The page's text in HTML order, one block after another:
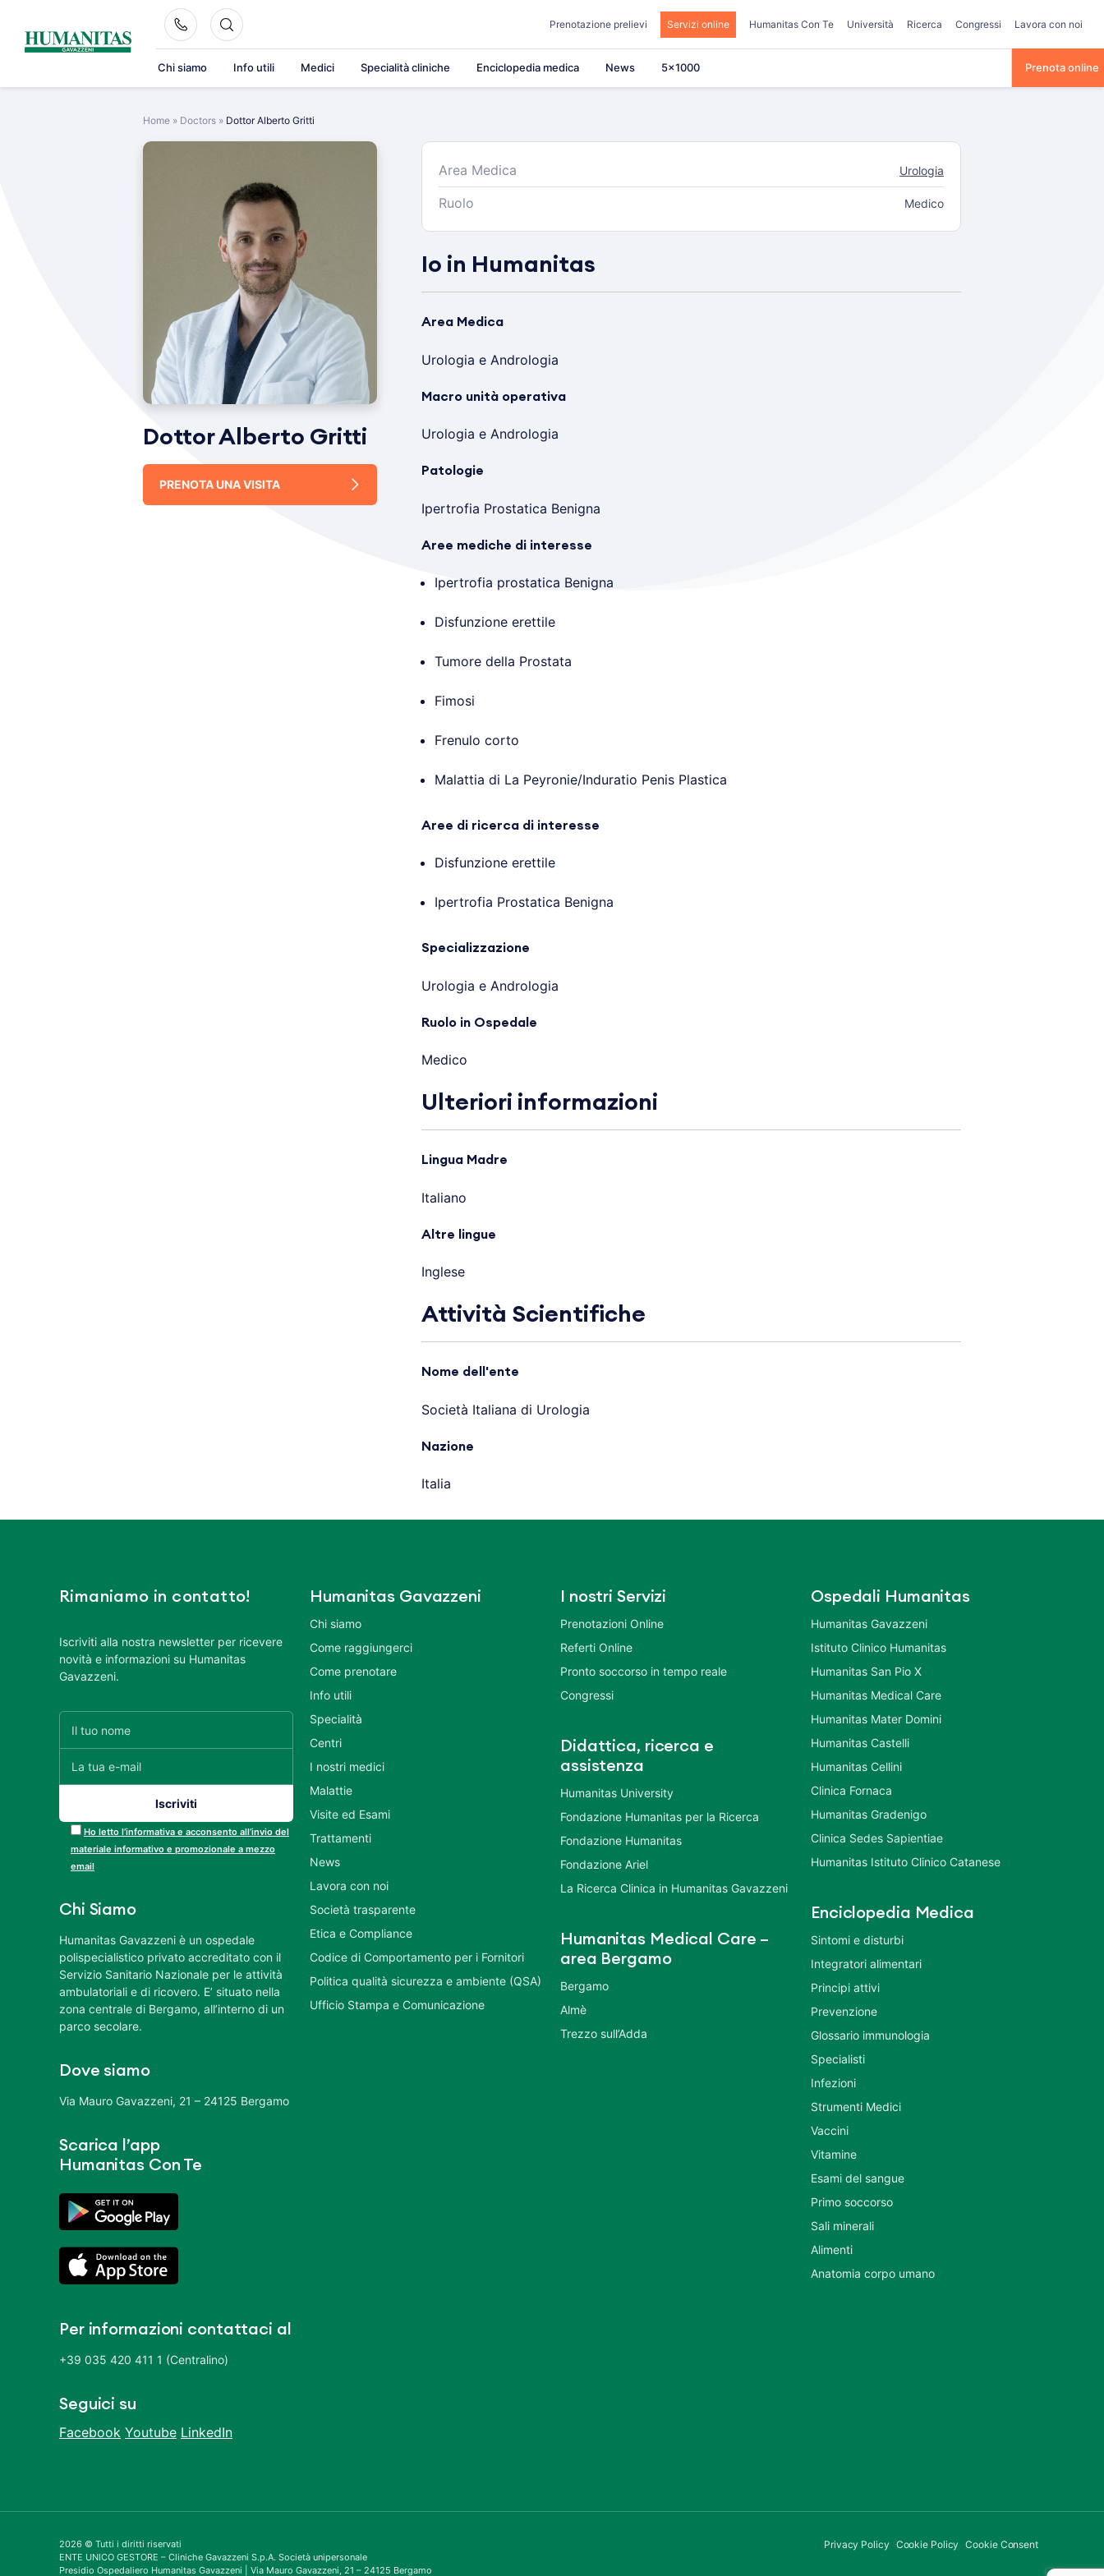
content
Prenotazione prelievi Servizi online Humanitas Con Te Università Ricerca Congressi Lavora con noi
Chi siamo Info utili Medici Specialità cliniche Enciclopedia medica News 5×1000 Prenota online
Home » Doctors » Dottor Alberto Gritti
Dottor Alberto Gritti
PRENOTA UNA VISITA
Area Medica Urologia
Ruolo Medico
Io in Humanitas
Area Medica
Urologia e Andrologia
Macro unità operativa
Urologia e Andrologia
Patologie
Ipertrofia Prostatica Benigna
Aree mediche di interesse
Ipertrofia prostatica Benigna
Disfunzione erettile
Tumore della Prostata
Fimosi
Frenulo corto
Malattia di La Peyronie/Induratio Penis Plastica
Aree di ricerca di interesse
Disfunzione erettile
Ipertrofia Prostatica Benigna
Specializzazione
Urologia e Andrologia
Ruolo in Ospedale
Medico
Ulteriori informazioni
Lingua Madre
Italiano
Altre lingue
Inglese
Attività Scientifiche
Nome dell'ente
Società Italiana di Urologia
Nazione
Italia
Rimaniamo in contatto!
Iscriviti alla nostra newsletter per ricevere
novità e informazioni su Humanitas
Gavazzeni.
Ho letto l’informativa e acconsento all’invio del
materiale informativo e promozionale a mezzo
email
Chi Siamo
Humanitas Gavazzeni è un ospedale
polispecialistico privato accreditato con il
Servizio Sanitario Nazionale per le attività
ambulatoriali e di ricovero. E’ situato nella
zona centrale di Bergamo, all’interno di un
parco secolare.
Dove siamo
Via Mauro Gavazzeni, 21 – 24125 Bergamo
Scarica l’app
Humanitas Con Te
Per informazioni contattaci al
+39 035 420 411 1 (Centralino)
Seguici su
Facebook Youtube LinkedIn
Humanitas Gavazzeni
Chi siamo
Come raggiungerci
Come prenotare
Info utili
Specialità
Centri
I nostri medici
Malattie
Visite ed Esami
Trattamenti
News
Lavora con noi
Società trasparente
Etica e Compliance
Codice di Comportamento per i Fornitori
Politica qualità sicurezza e ambiente (QSA)
Ufficio Stampa e Comunicazione
I nostri Servizi
Prenotazioni Online
Referti Online
Pronto soccorso in tempo reale
Congressi
Didattica, ricerca e
assistenza
Humanitas University
Fondazione Humanitas per la Ricerca
Fondazione Humanitas
Fondazione Ariel
La Ricerca Clinica in Humanitas Gavazzeni
Humanitas Medical Care –
area Bergamo
Bergamo
Almè
Trezzo sull’Adda
Ospedali Humanitas
Humanitas Gavazzeni
Istituto Clinico Humanitas
Humanitas San Pio X
Humanitas Medical Care
Humanitas Mater Domini
Humanitas Castelli
Humanitas Cellini
Clinica Fornaca
Humanitas Gradenigo
Clinica Sedes Sapientiae
Humanitas Istituto Clinico Catanese
Enciclopedia Medica
Sintomi e disturbi
Integratori alimentari
Principi attivi
Prevenzione
Glossario immunologia
Specialisti
Infezioni
Strumenti Medici
Vaccini
Vitamine
Esami del sangue
Primo soccorso
Sali minerali
Alimenti
Anatomia corpo umano
2026 © Tutti i diritti riservati
ENTE UNICO GESTORE – Cliniche Gavazzeni S.p.A. Società unipersonale
Presidio Ospedaliero Humanitas Gavazzeni | Via Mauro Gavazzeni, 21 – 24125 Bergamo
Privacy Policy Cookie Policy Cookie Consent